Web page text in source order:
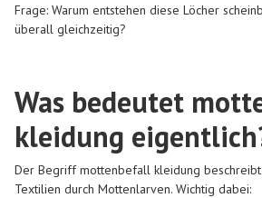
Frage: Warum entstehen diese Löcher
überall gleichzeitig?
Was bedeutet
kleidung
Der Begriff mottenbefall kleidung
Textilien durch Mottenlarven. Wichtig dabei: